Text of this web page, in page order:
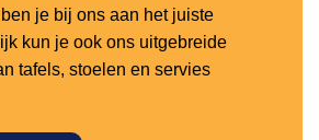
je bij ons aan het juiste
kun je ook ons uitgebreide
tafels, stoelen en servies